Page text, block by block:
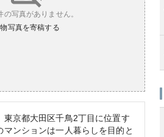
の写真がありません。
写真を寄稿する
東京都大田区千鳥2丁目に位置す
マンションは一人暮らしを目的と